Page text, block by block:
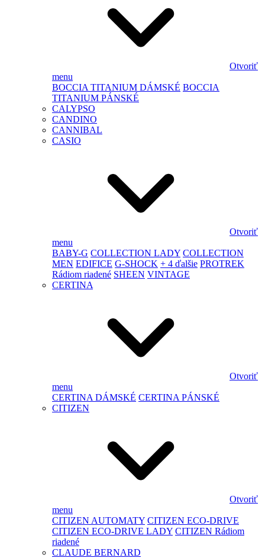
Otvoriť
menu
BOCCIA TITANIUM DÁMSKÉ BOCCIA
TITANIUM PÁNSKÉ
CALYPSO
CANDINO
CANNIBAL
CASIO
Otvoriť
menu
BABY-G COLLECTION LADY COLLECTION
MEN EDIFICE G-SHOCK + 4 ďalšie PROTREK
Rádiom riadené SHEEN VINTAGE
CERTINA
Otvoriť
menu
CERTINA DÁMSKÉ CERTINA PÁNSKÉ
CITIZEN
Otvoriť
menu
CITIZEN AUTOMATY CITIZEN ECO-DRIVE
CITIZEN ECO-DRIVE LADY CITIZEN Rádiom
riadené
CLAUDE BERNARD